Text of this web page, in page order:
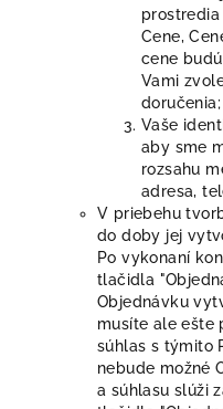
Cene,
cene
Vami
doručenia;
Vaše
aby sme
rozsahu
adresa,
V priebehu
do doby jej
Po vykonaní
tlačidla
Objednávku
musíte ale ešte
súhlas s týmito
nebude možné
a súhlasu slúži